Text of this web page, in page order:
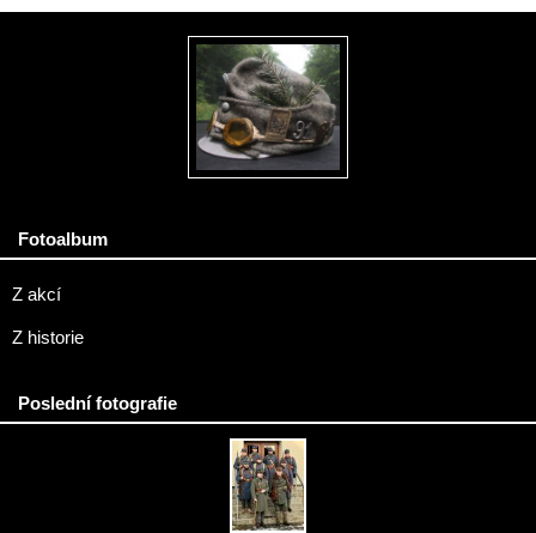
Fotoalbum
Z akcí
Z historie
Poslední fotografie